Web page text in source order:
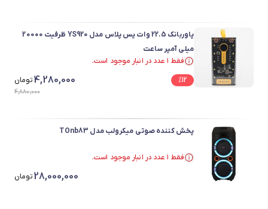
پاوربانک 22.5 وات یس پلاس مدل YS920 ظرفیت 20000
میلی آمپر ساعت
فقط ۱ عدد در انبار موجود است.
%12
4,280,000تومان
4,880,000
پخش کننده صوتی میکرولب مدل TOnb83
فقط ۱ عدد در انبار موجود است.
28,000,000تومان